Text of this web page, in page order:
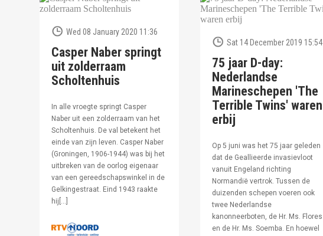
Wed 08 January 2020 11:36
Casper Naber springt
uit zolderraam
Scholtenhuis
In alle vroegte springt Casper
Naber uit een zolderraam van het
Scholtenhuis. De val betekent het
einde van zijn leven. Casper Naber
(Groningen, 1906-1944) was bij het
uitbreken van de oorlog eigenaar
van een gereedschapswinkel in de
Gelkingestraat. Eind 1943 raakte
hij[…]
Sat 14 December 2019 15:54
75 jaar D-day:
Nederlandse
Marineschepen 'The
Terrible Twins' waren
erbij
Op 5 juni was het 75 jaar geleden
dat de Geallieerde invasievloot
vanuit Engeland richting
Normandië vertrok. Tussen de
duizenden schepen voeren ook
twee Nederlandse
kanonneerboten, de Hr. Ms. Flores
en de Hr. Ms. Soemba. En hoewel